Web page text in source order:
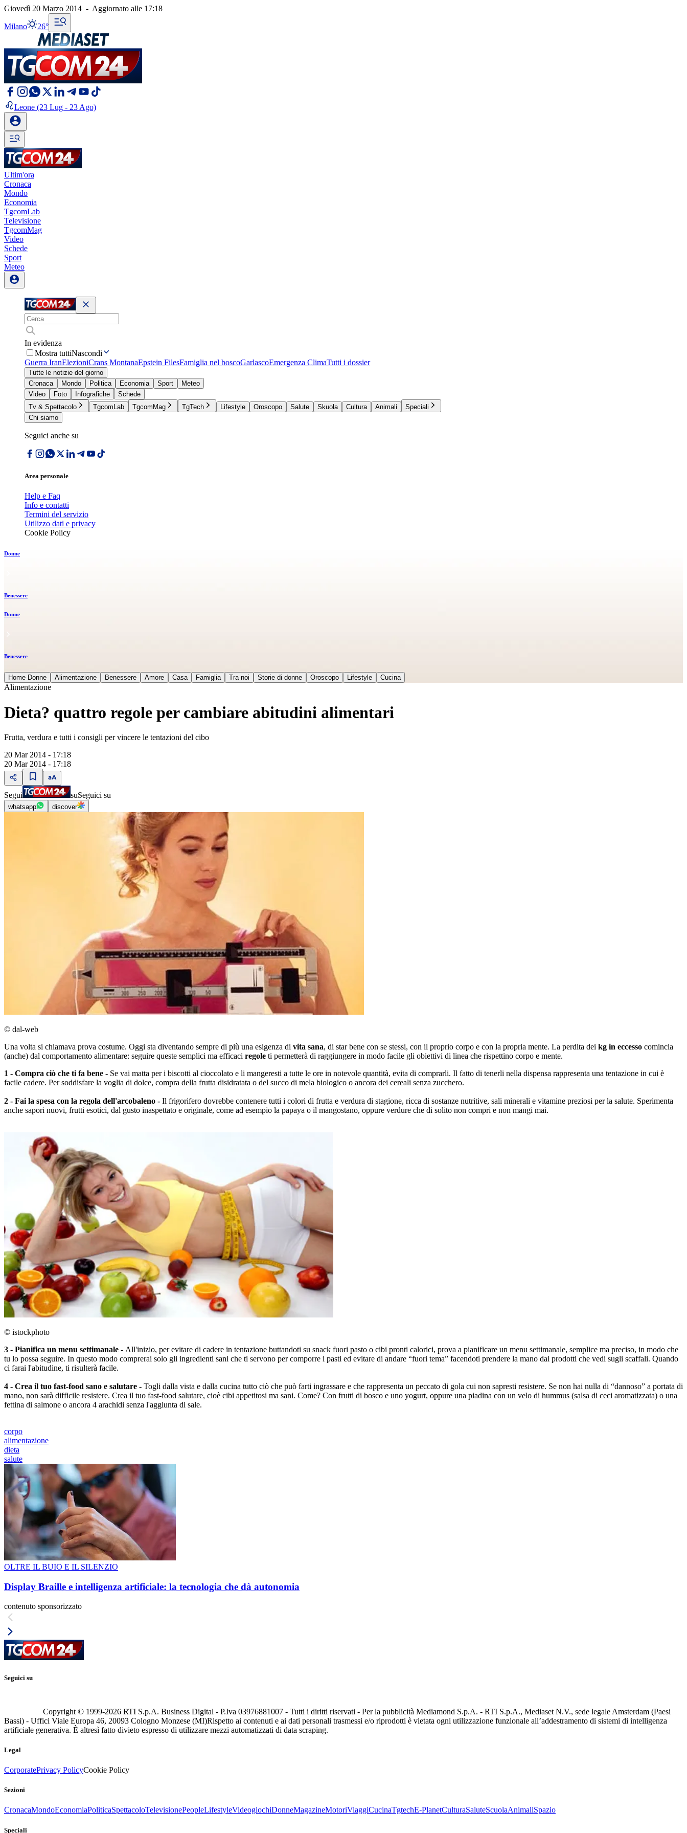
Giovedì 20 Marzo 2014 - Aggiornato alle 17:18
Milano 26°
Leone (23 Lug - 23 Ago)
Ultim'ora
Cronaca
Mondo
Economia
TgcomLab
Televisione
TgcomMag
Video
Schede
Sport
Meteo
In evidenza
Mostra tuttiNascondi
Guerra IranElezioniCrans MontanaEpstein FilesFamiglia nel boscoGarlascoEmergenza ClimaTutti i dossier
Tutte le notizie del giorno
Cronaca
Mondo Politica Economia Sport
Meteo
Video
Foto Infografiche
Schede
Tv & Spettacolo
TgcomLab TgcomMag TgTech Lifestyle Oroscopo Salute Skuola Cultura Animali
Speciali
Chi siamo
Seguici anche su
Area personale
Help e Faq
Info e contatti
Termini del servizio
Utilizzo dati e privacy
Cookie Policy
Donne
Benessere
Donne
Benessere
Home Donne Alimentazione Benessere Amore Casa Famiglia Tra noi Storie di donne Oroscopo Lifestyle Cucina
Alimentazione
Dieta? quattro regole per cambiare abitudini alimentari
Frutta, verdura e tutti i consigli per vincere le tentazioni del cibo
20 Mar 2014 - 17:18
20 Mar 2014 - 17:18
Segui suSeguici su
whatsapp discover
© dal-web
Una volta si chiamava prova costume. Oggi sta diventando sempre di più una esigenza di vita sana, di star bene con se stessi, con il proprio corpo e con la propria mente. La perdita dei kg in eccesso comincia
(anche) dal comportamento alimentare: seguire queste semplici ma efficaci regole ti permetterà di raggiungere in modo facile gli obiettivi di linea che rispettino corpo e mente.
1 - Compra ciò che ti fa bene - Se vai matta per i biscotti al cioccolato e li mangeresti a tutte le ore in notevole quantità, evita di comprarli. Il fatto di tenerli nella dispensa rappresenta una tentazione in cui è
facile cadere. Per soddisfare la voglia di dolce, compra della frutta disidratata o del succo di mela biologico o ancora dei cereali senza zucchero.
2 - Fai la spesa con la regola dell'arcobaleno - Il frigorifero dovrebbe contenere tutti i colori di frutta e verdura di stagione, ricca di sostanze nutritive, sali minerali e vitamine preziosi per la salute. Sperimenta
anche sapori nuovi, frutti esotici, dal gusto inaspettato e originale, come ad esempio la papaya o il mangostano, oppure verdure che di solito non compri e non mangi mai.
© istockphoto
3 - Pianifica un menu settimanale - All'inizio, per evitare di cadere in tentazione buttandoti su snack fuori pasto o cibi pronti calorici, prova a pianificare un menu settimanale, semplice ma preciso, in modo che
tu lo possa seguire. In questo modo comprerai solo gli ingredienti sani che ti servono per comporre i pasti ed evitare di andare “fuori tema” facendoti prendere la mano dai prodotti che vedi sugli scaffali. Quando
ci farai l'abitudine, ti risulterà facile.
4 - Crea il tuo fast-food sano e salutare - Togli dalla vista e dalla cucina tutto ciò che può farti ingrassare e che rappresenta un peccato di gola cui non sapresti resistere. Se non hai nulla di “dannoso” a portata di
mano, non sarà difficile resistere. Crea il tuo fast-food salutare, cioè cibi appetitosi ma sani. Come? Con frutti di bosco e uno yogurt, oppure una piadina con un velo di hummus (salsa di ceci aromatizzata) o una
fettina di salmone o ancora 4 arachidi senza l'aggiunta di sale.
corpo
alimentazione
dieta
salute
OLTRE IL BUIO E IL SILENZIO
Display Braille e intelligenza artificiale: la tecnologia che dà autonomia
contenuto sponsorizzato
Seguici su
Copyright © 1999-2026 RTI S.p.A. Business Digital - P.Iva 03976881007 - Tutti i diritti riservati - Per la pubblicità Mediamond S.p.A. - RTI S.p.A., Mediaset N.V., sede legale Amsterdam (Paesi
Bassi) - Uffici Viale Europa 46, 20093 Cologno Monzese (MI)Rispetto ai contenuti e ai dati personali trasmessi e/o riprodotti è vietata ogni utilizzazione funzionale all’addestramento di sistemi di intelligenza
artificiale generativa. È altresì fatto divieto espresso di utilizzare mezzi automatizzati di data scraping.
Legal
CorporatePrivacy PolicyCookie Policy
Sezioni
CronacaMondoEconomiaPoliticaSpettacoloTelevisionePeopleLifestyleVideogiochiDonneMagazineMotoriViaggiCucinaTgtechE-PlanetCulturaSaluteScuolaAnimaliSpazio
Speciali